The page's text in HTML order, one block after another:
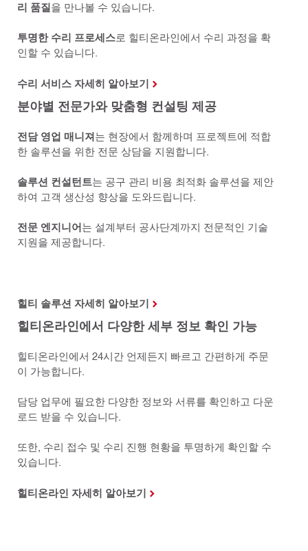
리 품질을 만나볼 수 있습니다.
투명한 수리 프로세스로 힐티온라인에서 수리 과정을 확
인할 수 있습니다.
수리 서비스 자세히 알아보기
분야별 전문가와 맞춤형 컨설팅 제공
전담 영업 매니져는 현장에서 함께하며 프로젝트에 적합
한 솔루션을 위한 전문 상담을 지원합니다.
솔루션 컨설턴트는 공구 관리 비용 최적화 솔루션을 제안
하여 고객 생산성 향상을 도와드립니다.
전문 엔지니어는 설계부터 공사단계까지 전문적인 기술
지원을 제공합니다.
힐티 솔루션 자세히 알아보기
힐티온라인에서 다양한 세부 정보 확인 가능
힐티온라인에서 24시간 언제든지 빠르고 간편하게 주문
이 가능합니다.
담당 업무에 필요한 다양한 정보와 서류를 확인하고 다운
로드 받을 수 있습니다.
또한, 수리 접수 및 수리 진행 현황을 투명하게 확인할 수
있습니다.
힐티온라인 자세히 알아보기